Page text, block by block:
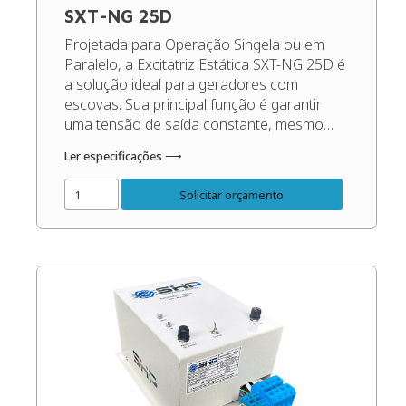
SXT-NG 25D
Projetada para Operação Singela ou em
Paralelo, a Excitatriz Estática SXT-NG 25D é
a solução ideal para geradores com
escovas. Sua principal função é garantir
uma tensão de saída constante, mesmo
maximizando o desempenho e protegendo
os seus equipamentos. (Recomendado
para geradores de até 60 Kva). Código […]
Ler especificações ⟶
Solicitar orçamento